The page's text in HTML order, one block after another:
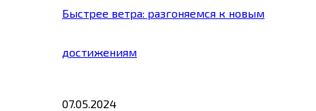
Быстрее ветра: разгоняемся к новым
достижениям
07.05.2024